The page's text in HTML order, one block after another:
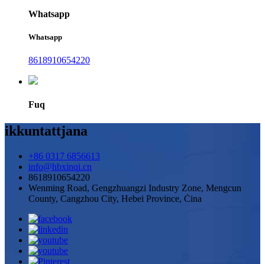
Whatsapp
Whatsapp
8618910654220
Fuq
ikkuntattjana
+86 0317 6856613
info@hbxinqi.cn
8618910654220
Wenming Road, Gengzhuangzi Industry Zone, Mengcun
County, Cangzhou City, Hebei Province, Ċina